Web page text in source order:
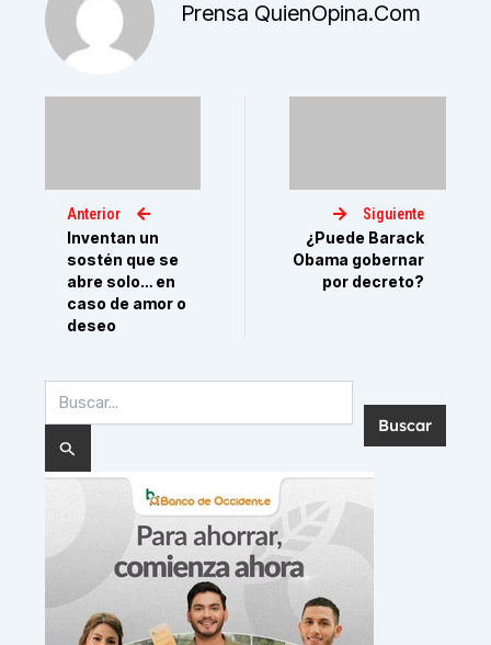
Prensa QuienOpina.com
Anterior
Inventan un
sostén que se
abre solo… en
caso de amor o
deseo
Siguiente
¿Puede Barack
Obama gobernar
por decreto?
por: